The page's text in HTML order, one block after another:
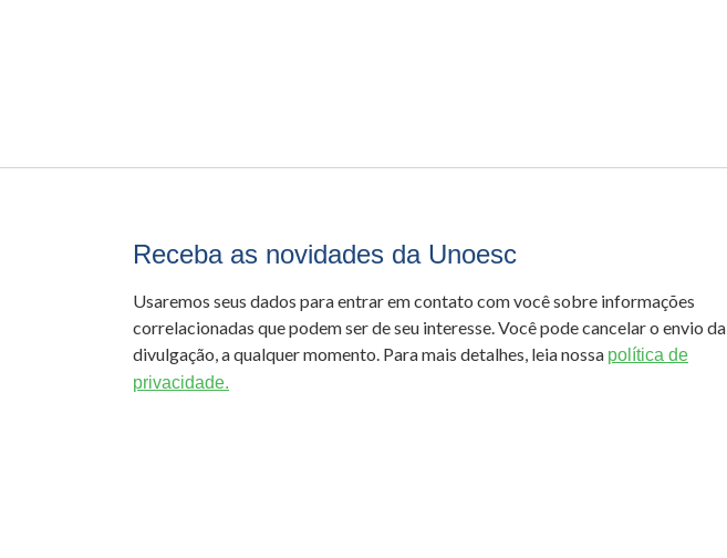
Receba as novidades da Unoesc
Usaremos seus dados para entrar em contato com você sobre informações
correlacionadas que podem ser de seu interesse. Você pode cancelar o envio da
divulgação, a qualquer momento. Para mais detalhes, leia nossa política de
privacidade.